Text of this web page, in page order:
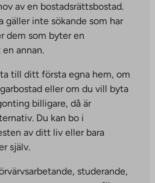
av en bostadsrättsbostad.
gäller inte sökande som har
dem som byter en
annan.
till ditt första egna hem, om
eller om du vill byta
billigare, då är
Du kan bo i
av ditt liv eller bara
själv.
studerande,